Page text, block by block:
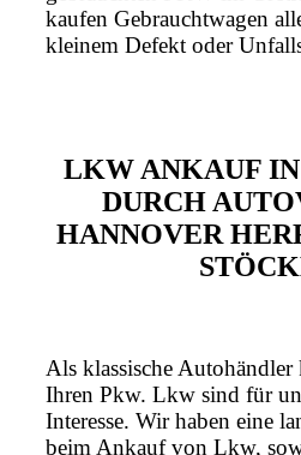
kaufen Gebrauchtwagen
kleinem Defekt oder
LKW ANKAUF
DURCH
HANNOVER
Als klassische
Ihren Pkw. Lkw sind für
Interesse. Wir haben eine
beim Ankauf von Lkw,